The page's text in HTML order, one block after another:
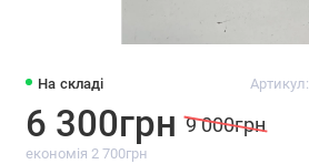
На складі Артикул:
6 300грн 9 000грн
економія 2 700грн